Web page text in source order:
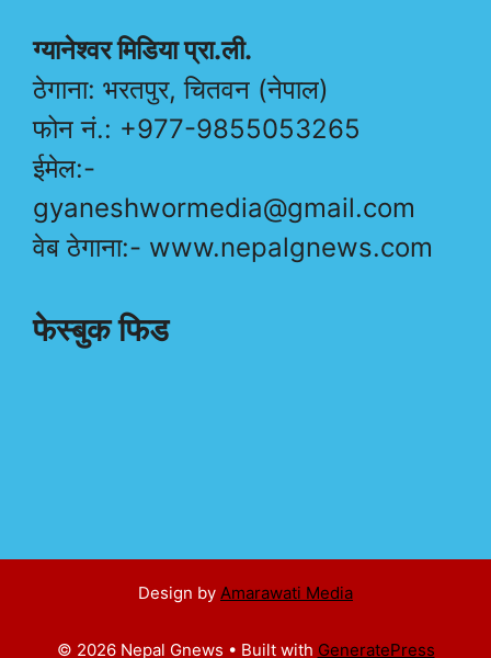
ग्यानेश्वर मिडिया प्रा.ली.
ठेगाना: भरतपुर, चितवन (नेपाल)
फोन नं.: +977-9855053265
ईमेल:-
gyaneshwormedia@gmail.com
वेब ठेगाना:- www.nepalgnews.com
फेस्बुक फिड
Design by Amarawati Media
© 2026 Nepal Gnews • Built with GeneratePress